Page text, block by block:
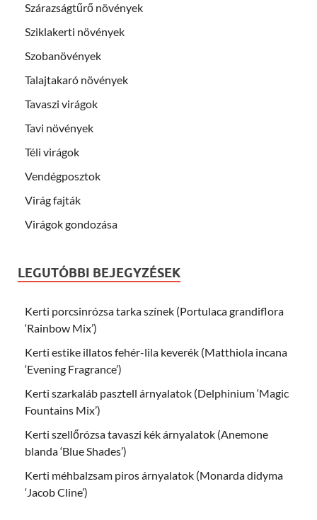
Szárazságtűrő növények
Sziklakerti növények
Szobanövények
Talajtakaró növények
Tavaszi virágok
Tavi növények
Téli virágok
Vendégposztok
Virág fajták
Virágok gondozása
LEGUTÓBBI BEJEGYZÉSEK
Kerti porcsinrózsa tarka színek (Portulaca grandiflora
‘Rainbow Mix’)
Kerti estike illatos fehér-lila keverék (Matthiola incana
‘Evening Fragrance’)
Kerti szarkaláb pasztell árnyalatok (Delphinium ‘Magic
Fountains Mix’)
Kerti szellőrózsa tavaszi kék árnyalatok (Anemone
blanda ‘Blue Shades’)
Kerti méhbalzsam piros árnyalatok (Monarda didyma
‘Jacob Cline’)